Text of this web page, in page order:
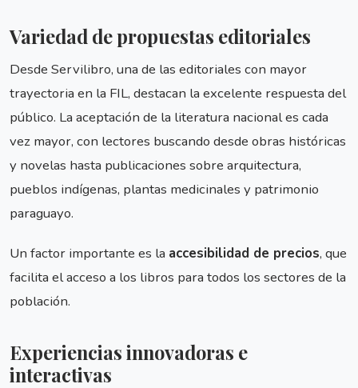
Variedad de propuestas editoriales
Desde Servilibro, una de las editoriales con mayor
trayectoria en la FIL, destacan la excelente respuesta del
público. La aceptación de la literatura nacional es cada
vez mayor, con lectores buscando desde obras históricas
y novelas hasta publicaciones sobre arquitectura,
pueblos indígenas, plantas medicinales y patrimonio
paraguayo.
Un factor importante es la accesibilidad de precios, que
facilita el acceso a los libros para todos los sectores de la
población.
Experiencias innovadoras e
interactivas